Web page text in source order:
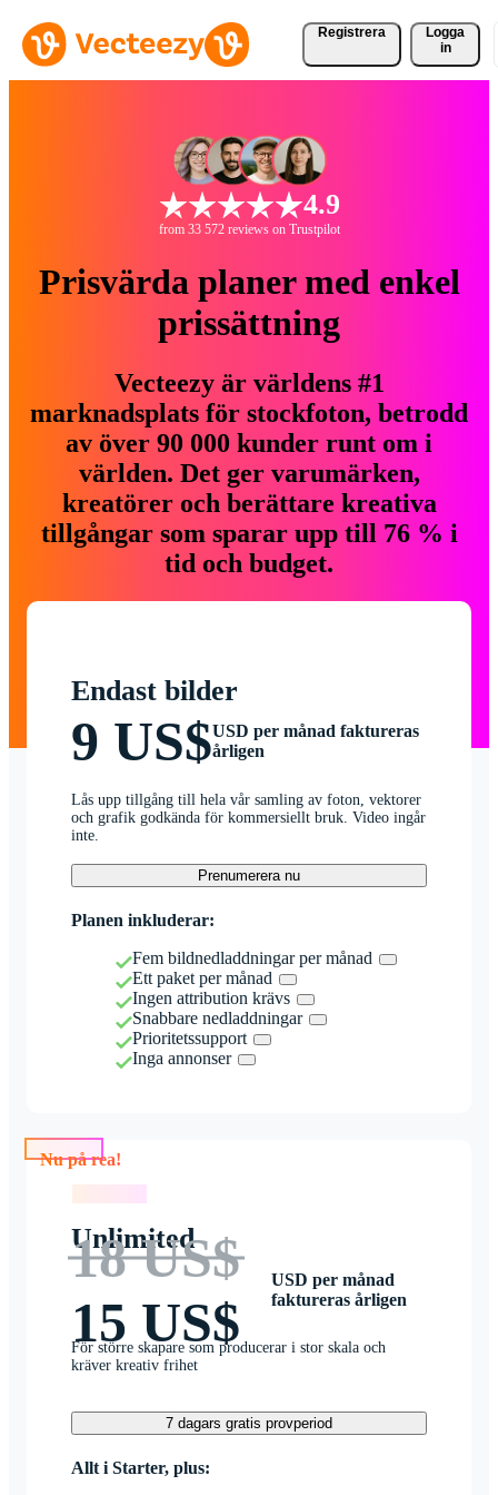
Registrera
Logga
in
4.9
from 33 572 reviews on Trustpilot
Prisvärda planer med enkel
prissättning
Vecteezy är världens #1
marknadsplats för stockfoton, betrodd
av över 90 000 kunder runt om i
världen. Det ger varumärken,
kreatörer och berättare kreativa
tillgångar som sparar upp till 76 % i
tid och budget.
Endast bilder
9 US$USD per månad faktureras
årligen
Lås upp tillgång till hela vår samling av foton, vektorer
och grafik godkända för kommersiellt bruk. Video ingår
inte.
Prenumerera nu
Planen inkluderar:
Fem bildnedladdningar per månad
Ett paket per månad
Ingen attribution krävs
Snabbare nedladdningar
Prioritetssupport
Inga annonser
Nu på rea!
Unlimited
18 US$
15 US$
USD per månad
faktureras årligen
För större skapare som producerar i stor skala och
kräver kreativ frihet
7 dagars gratis provperiod
Allt i Starter, plus: